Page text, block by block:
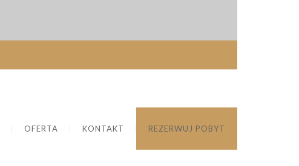
OFERTA KONTAKT REZERWUJ POBYT